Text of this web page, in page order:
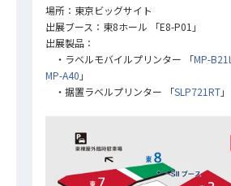
場所：東京ビッグサイト
出展ブース：東8ホール 「E8-P01」
出展製品：
・ラベルモバイルプリンター 「MP-B21L
MP-A40 」
・据置ラベルプリンター 「SLP721RT」